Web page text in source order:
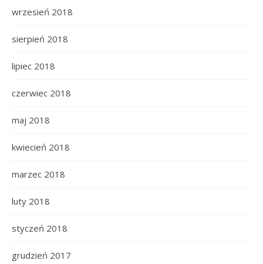
wrzesień 2018
sierpień 2018
lipiec 2018
czerwiec 2018
maj 2018
kwiecień 2018
marzec 2018
luty 2018
styczeń 2018
grudzień 2017